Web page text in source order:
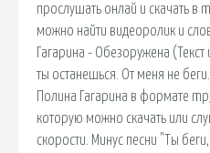
прослушать онлай и скачать в
можно найти видеоролик и
Гагарина - Обезоружена
ты останешься. От меня не
Полина Гагарина в формате
которую можно скачать или
скорости. Минус песни "Ты